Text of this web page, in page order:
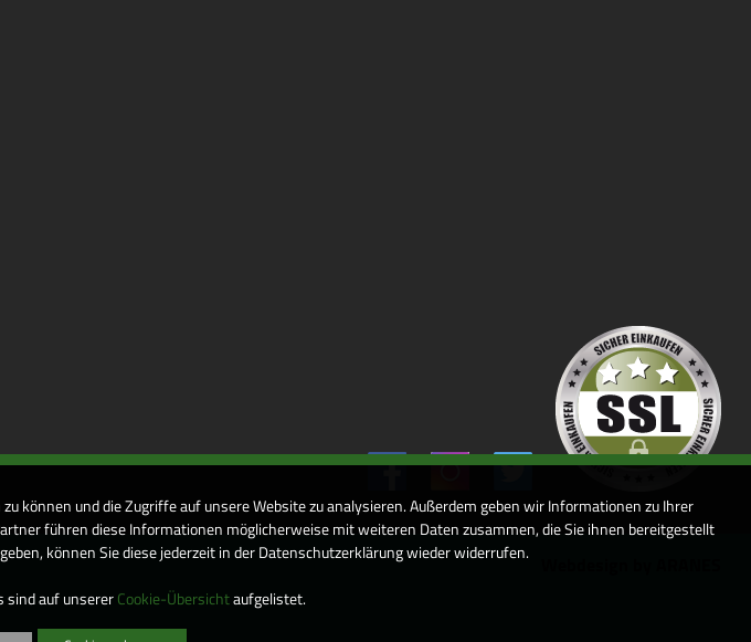
können und die Zugriffe auf unsere Website zu analysieren. Außerdem geben wir Informationen zu Ihrer
führen diese Informationen möglicherweise mit weiteren Daten zusammen, die Sie ihnen bereitgestellt
können Sie diese jederzeit in der Datenschutzerklärung wieder widerrufen.
sind auf unsererCookie-Übersichtaufgelistet.